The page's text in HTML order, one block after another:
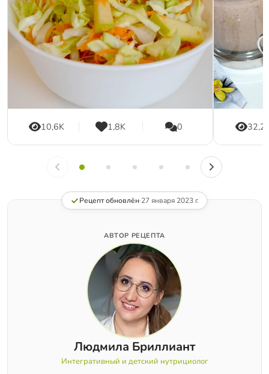
10,6K 1,8K 0
Рецепт обновлён·27 января 2023 г.
АВТОР РЕЦЕПТА
Людмила Бриллиант
Интегративный и детский нутрициолог